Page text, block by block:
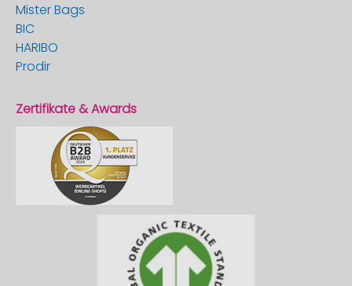
Mister Bags
BIC
HARIBO
Prodir
Zertifikate & Awards